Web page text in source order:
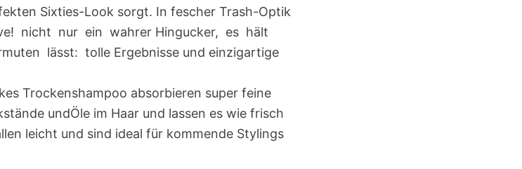
Sixties-Look sorgt. In fescher Trash-Optik
nicht nur ein wahrer Hingucker, es hält
lässt: tolle Ergebnisse und einzigartige
Trockenshampoo absorbieren super feine
undÖle im Haar und lassen es wie frisch
leicht und sind ideal für kommende Stylings